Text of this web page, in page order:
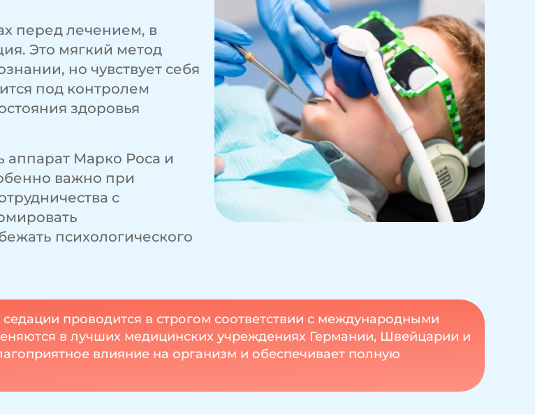
перед лечением, в
Это мягкий метод
но чувствует себя
под контролем
здоровья
аппарат Марко Роса и
важно при
с
психологического
проводится в строгом соответствии с международными
в лучших медицинских учреждениях Германии, Швейцарии и
влияние на организм и обеспечивает полную